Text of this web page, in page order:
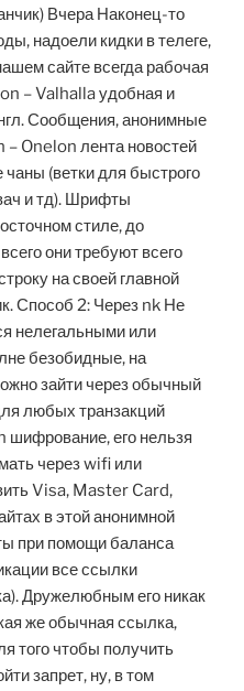
Вчера Наконец-то
надоели кидки в телеге,
сайте всегда рабочая
– Valhalla удобная и
Сообщения, анонимные
Onelon лента новостей
(ветки для быстрого
и тд). Шрифты
стиле, до
они требуют всего
на своей главной
Способ 2: Через nk Не
нелегальными или
безобидные, на
зайти через обычный
любых транзакций
шифрование, его нельзя
через wifi или
Visa, Master Card,
в этой анонимной
при помощи баланса
все ссылки
Дружелюбным его никак
же обычная ссылка,
того чтобы получить
запрет, ну, в том